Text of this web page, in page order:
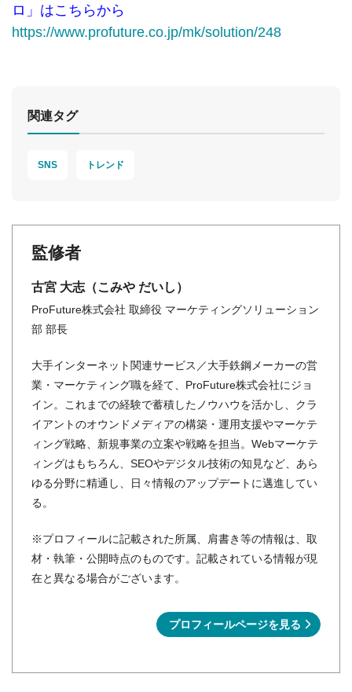
ロ」はこちらから
https://www.profuture.co.jp/mk/solution/248
関連タグ
SNS トレンド
監修者
古宮 大志（こみや だいし）
ProFuture株式会社 取締役 マーケティングソリューション
部 部長
大手インターネット関連サービス／大手鉄鋼メーカーの営
業・マーケティング職を経て、ProFuture株式会社にジョ
イン。これまでの経験で蓄積したノウハウを活かし、クラ
イアントのオウンドメディアの構築・運用支援やマーケテ
ィング戦略、新規事業の立案や戦略を担当。Webマーケテ
ィングはもちろん、SEOやデジタル技術の知見など、あら
ゆる分野に精通し、日々情報のアップデートに邁進してい
る。
※プロフィールに記載された所属、肩書き等の情報は、取
材・執筆・公開時点のものです。記載されている情報が現
在と異なる場合がございます。
プロフィールページを見る